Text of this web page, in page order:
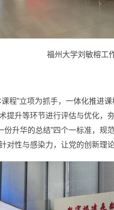
福州大学刘敏榕工
程”立项为抓手，一体化推进
提升等环节进行评估与优化，
升华的总结”四个一标准，
性与感染力，让党的创新理论